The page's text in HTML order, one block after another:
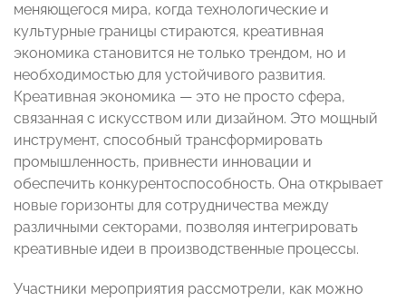
меняющегося мира, когда технологические и
культурные границы стираются, креативная
экономика становится не только трендом, но и
необходимостью для устойчивого развития.
Креативная экономика — это не просто сфера,
связанная с искусством или дизайном. Это мощный
инструмент, способный трансформировать
промышленность, привнести инновации и
обеспечить конкурентоспособность. Она открывает
новые горизонты для сотрудничества между
различными секторами, позволяя интегрировать
креативные идеи в производственные процессы.
Участники мероприятия рассмотрели, как можно